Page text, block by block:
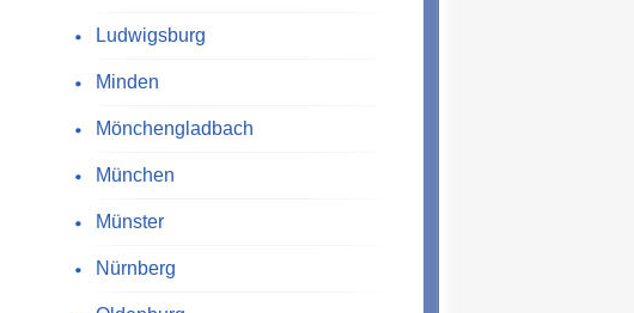
Ludwigsburg
Minden
Mönchengladbach
München
Münster
Nürnberg